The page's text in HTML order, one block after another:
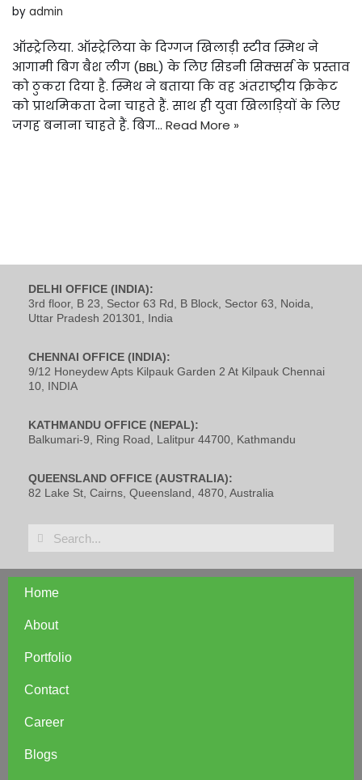
by admin
ऑस्ट्रेलिया. ऑस्ट्रेलिया के दिग्गज खिलाड़ी स्टीव स्मिथ ने
आगामी बिग बैश लीग (BBL) के लिए सिडनी सिक्सर्स के प्रस्ताव
को ठुकरा दिया है. स्मिथ ने बताया कि वह अंतराष्ट्रीय क्रिकेट
को प्राथमिकता देना चाहते हैं. साथ ही युवा खिलाड़ियों के लिए
जगह बनाना चाहते हैं. बिग… Read More »
DELHI OFFICE (INDIA):
3rd floor, B 23, Sector 63 Rd, B Block, Sector 63, Noida,
Uttar Pradesh 201301, India
CHENNAI OFFICE (INDIA):
9/12 Honeydew Apts Kilpauk Garden 2 At Kilpauk Chennai
10, INDIA
KATHMANDU OFFICE (NEPAL):
Balkumari-9, Ring Road, Lalitpur 44700, Kathmandu
QUEENSLAND OFFICE (AUSTRALIA):
82 Lake St, Cairns, Queensland, 4870, Australia
Home
About
Portfolio
Contact
Career
Blogs